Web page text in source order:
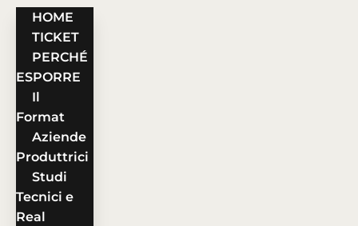
HOME
TICKET
PERCHÉ
ESPORRE
Il
Format
Aziende
Produttrici
Studi
Tecnici e
Real